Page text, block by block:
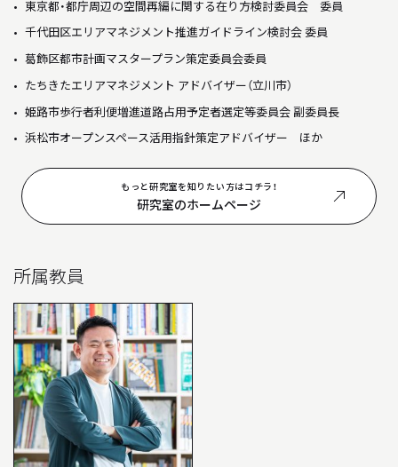
東京都・都庁周辺の空間再編に関する在り方検討委員会 委員
千代田区エリアマネジメント推進ガイドライン検討会 委員
葛飾区都市計画マスタープラン策定委員会委員
たちきたエリアマネジメント アドバイザー（立川市）
姫路市歩行者利便増進道路占用予定者選定等委員会 副委員長
浜松市オープンスペース活用指針策定アドバイザー ほか
もっと研究室を知りたい方はコチラ！
研究室のホームページ
所属教員